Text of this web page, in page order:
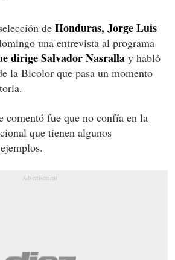
de Honduras, Jorge Luis
una entrevista al programa
dirige Salvador Nasralla y habló
la Bicolor que pasa un momento
comentó fue que no confía en la
que tienen algunos